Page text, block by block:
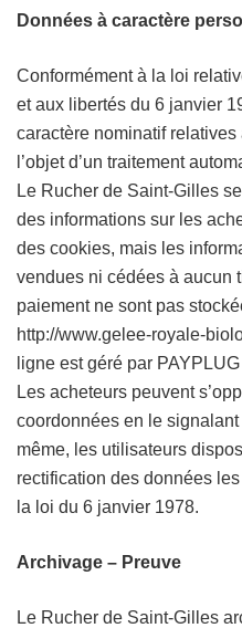
Données à caractère
Conformément à la loi
et aux libertés du 6 janvier
caractère nominatif
l’objet d’un traitement
Le Rucher de Saint-Gilles
des informations sur les
des cookies, mais les
vendues ni cédées à aucun
paiement ne sont pas
http://www.gelee-royale-
ligne est géré par PAYPLUG
Les acheteurs peuvent
coordonnées en le
même, les utilisateurs
rectification des données
la loi du 6 janvier 1978.
Archivage – Preuve
Le Rucher de Saint-Gilles